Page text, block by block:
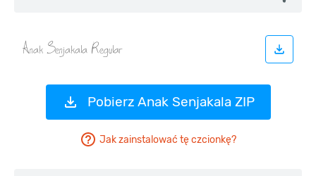
Pobierz Anak Senjakala ZIP
Jak zainstalować tę czcionkę?